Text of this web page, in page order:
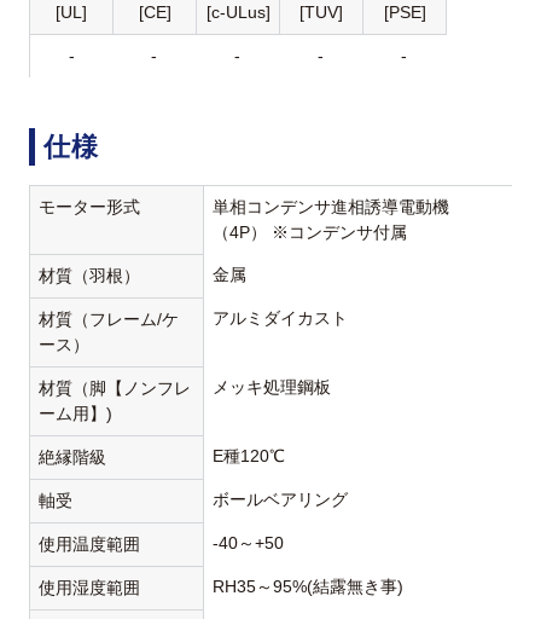
[UL] [CE] [c-ULus] [TUV] [PSE]
- - - - -
仕様
モーター形式
単相コンデンサ進相誘導電動機
（4P） ※コンデンサ付属
材質（羽根） 金属
材質（フレーム/ケ
ース）
アルミダイカスト
材質（脚【ノンフレ
ーム用】)
メッキ処理鋼板
絶縁階級 E種120℃
軸受 ボールベアリング
使用温度範囲 -40～+50
使用湿度範囲 RH35～95%(結露無き事)